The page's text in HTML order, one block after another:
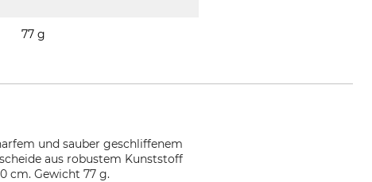
77 g
und sauber geschliffenem
aus robustem Kunststoff
cm. Gewicht 77 g.